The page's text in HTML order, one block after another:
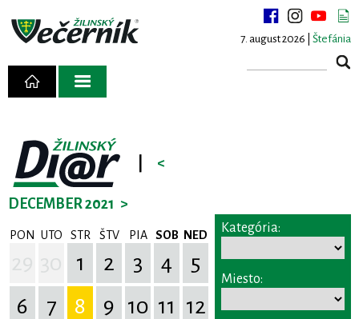
7. august 2026 | Štefánia
<
DECEMBER 2021 >
PON UTO STR ŠTV PIA SOB NED
1 2 3 4
5
6
7 8 9 10 11 12
Kategória:
Miesto: